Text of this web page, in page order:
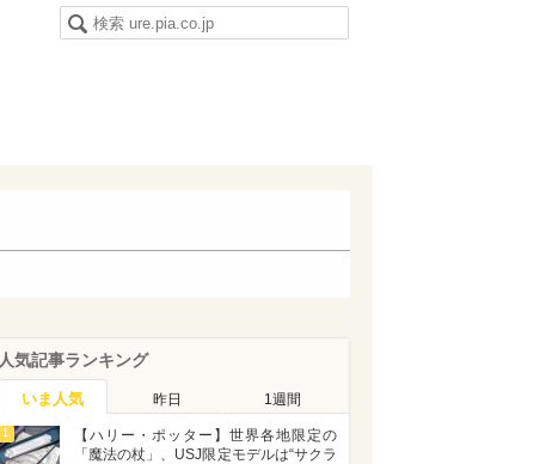
人気記事ランキング
いま人気 昨日 1週間
1
【ハリー・ポッター】世界各地限定の
「魔法の杖」、USJ限定モデルは“サクラ